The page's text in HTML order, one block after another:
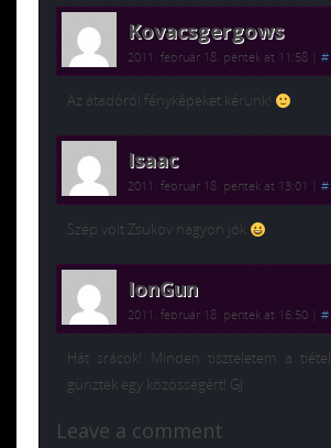
Kovacsgergows
2011. február 18. péntek at 11:58 #
Az átadóról fényképeket kérünk!
Isaac
2011. február 18. péntek at 13:01 #
Szép volt Zsukov nagyon jók
IonGun
2011. február 18. péntek at 16:50 #
Hát srácok! Minden tiszteletem a
güriztek egy közösségért! GJ
Leave a comment